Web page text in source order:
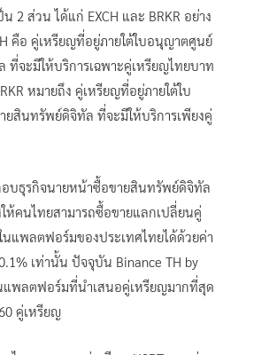
2 ส่วน ได้แก่ EXCH และ BRKR อย่าง
คือ คู่เหรียญที่อยู่ภายใต้ใบอนุญาตศูนย์
จะมีให้บริการเฉพาะคู่เหรียญไทยบาท
หมายถึง คู่เหรียญที่อยู่ภายใต้ใบ
สินทรัพย์ดิจิทัล ที่จะมีให้บริการเพียงคู่
บธุรกิจนายหน้าซื้อขายสินทรัพย์ดิจิทัล
ห้คนไทยสามารถซื้อขายแลกเปลี่ยนคู่
นแพลตฟอร์มของประเทศไทยได้ด้วยค่า
เท่านั้น ปัจจุบัน Binance TH by
แพลตฟอร์มที่นำเสนอคู่เหรียญมากที่สุด
คู่เหรียญ